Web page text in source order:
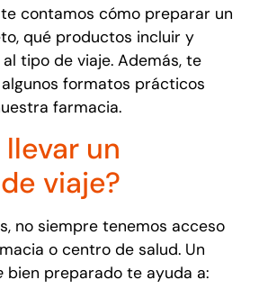
contamos cómo preparar un
qué productos incluir y
tipo de viaje. Además, te
formatos prácticos
farmacia.
un
viaje?
no siempre tenemos acceso
o centro de salud. Un
bien preparado te ayuda a: